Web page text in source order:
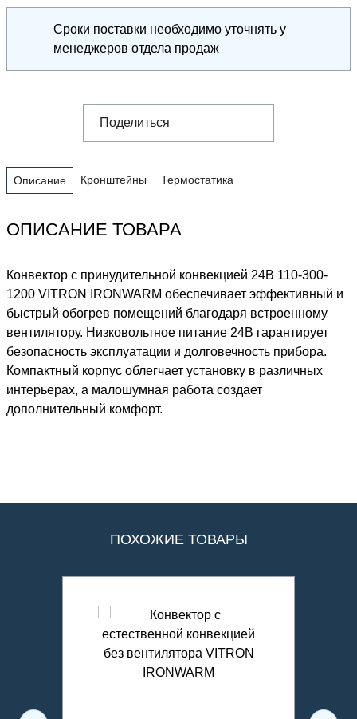
Сроки поставки необходимо уточнять у
менеджеров отдела продаж
Поделиться
Описание Кронштейны Термостатика
ОПИСАНИЕ ТОВАРА
Конвектор с принудительной конвекцией 24В 110-300-
1200 VITRON IRONWARM обеспечивает эффективный и
быстрый обогрев помещений благодаря встроенному
вентилятору. Низковольтное питание 24В гарантирует
безопасность эксплуатации и долговечность прибора.
Компактный корпус облегчает установку в различных
интерьерах, а малошумная работа создает
дополнительный комфорт.
ПОХОЖИЕ ТОВАРЫ